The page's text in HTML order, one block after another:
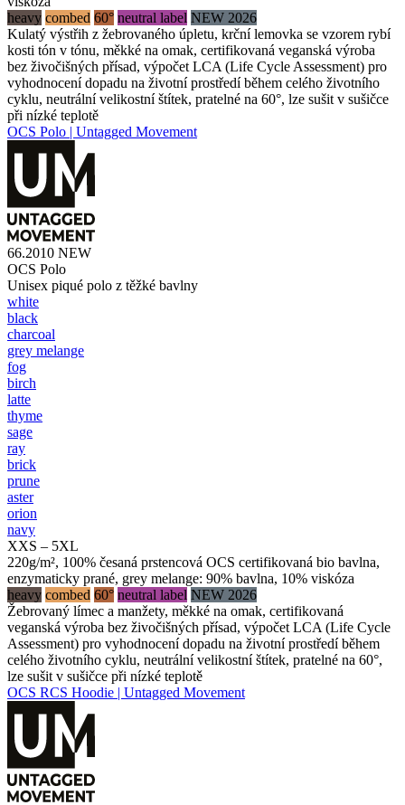
heavy combed 60° neutral label NEW 2026
Kulatý výstřih z žebrovaného úpletu, krční lemovka se vzorem rybí
kosti tón v tónu, měkké na omak, certifikovaná veganská výroba
bez živočišných přísad, výpočet LCA (Life Cycle Assessment) pro
vyhodnocení dopadu na životní prostředí během celého životního
cyklu, neutrální velikostní štítek, pratelné na 60°, lze sušit v sušičce
při nízké teplotě
OCS Polo | Untagged Movement
66.2010 NEW
OCS Polo
Unisex piqué polo z těžké bavlny
white
black
charcoal
grey melange
fog
birch
latte
thyme
sage
ray
brick
prune
aster
orion
navy
XXS – 5XL
220g/m², 100% česaná prstencová OCS certifikovaná bio bavlna,
enzymaticky prané, grey melange: 90% bavlna, 10% viskóza
heavy combed 60° neutral label NEW 2026
Žebrovaný límec a manžety, měkké na omak, certifikovaná
veganská výroba bez živočišných přísad, výpočet LCA (Life Cycle
Assessment) pro vyhodnocení dopadu na životní prostředí během
celého životního cyklu, neutrální velikostní štítek, pratelné na 60°,
lze sušit v sušičce při nízké teplotě
OCS RCS Hoodie | Untagged Movement